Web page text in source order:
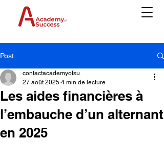
Post
Les aides financières à
l’embauche d’un alternant
en 2025
contactacademyofsu
27 août 2025 4 min de lecture